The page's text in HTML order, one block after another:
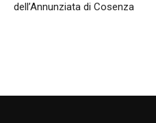
dell’Annunziata di Cosenza